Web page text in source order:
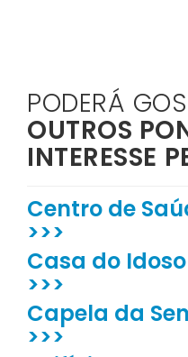
PODERÁ
OUTROS
INTERESSE
Centro de
>>>
Casa do
>>>
Capela da
>>>